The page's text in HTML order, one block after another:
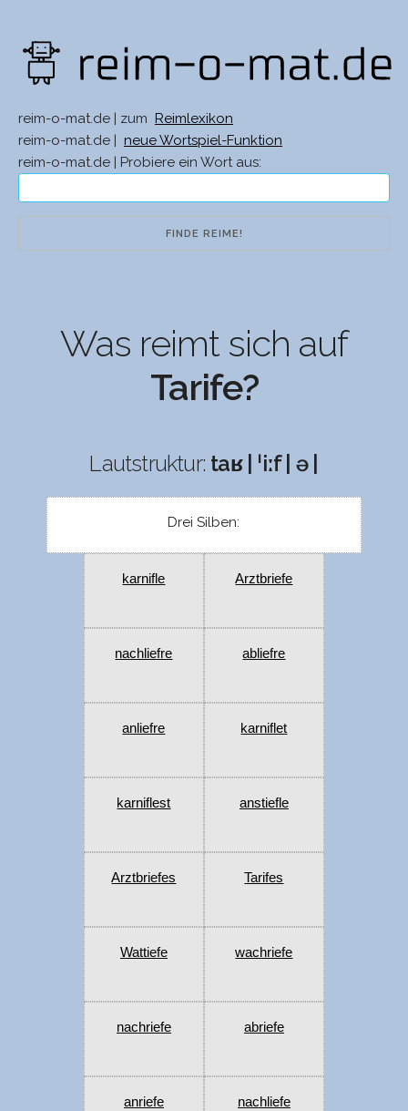
reim-o-mat.de | zum
Reimlexikon
reim-o-mat.de |
neue Wortspiel-Funktion
reim-o-mat.de | Probiere ein Wort aus:
Was reimt sich auf
Tarife?
Lautstruktur: taʁ | ˈiːf | ə |
Drei Silben:
karnifle Arztbriefe
nachliefre abliefre
anliefre karniflet
karniflest anstiefle
Arztbriefes Tarifes
Wattiefe wachriefe
nachriefe abriefe
anriefe nachliefe